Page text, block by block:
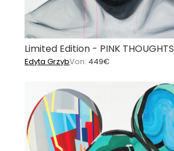
Limited Edition - PINK THOUGHTS
Edyta GrzybVon: 449€